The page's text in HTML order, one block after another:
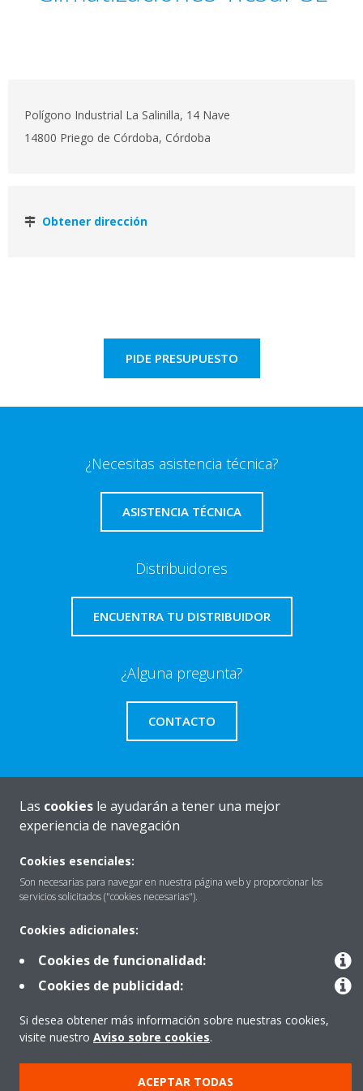
Polígono Industrial La Salinilla, 14 Nave
14800 Priego de Córdoba, Córdoba
Obtener dirección
PIDE PRESUPUESTO
¿Necesitas asistencia técnica?
ASISTENCIA TÉCNICA
Distribuidores
ENCUENTRA TU DISTRIBUIDOR
¿Alguna pregunta?
CONTACTO
Quiénes somos
Destacados
Contactar con Daikin
Copyright © Daikin
Las cookies le ayudarán a tener una mejor
experiencia de navegación
Cookies esenciales:
Son necesarias para navegar en nuestra página web y proporcionar los
servicios solicitados ("cookies necesarias").
Cookies adicionales:
Cookies de funcionalidad:
Cookies de publicidad:
Si desea obtener más información sobre nuestras cookies,
visite nuestro Aviso sobre cookies.
ACEPTAR TODAS